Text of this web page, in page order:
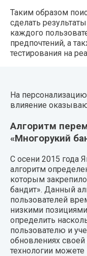
Таким образом
сделать
каждого
предпочтений, а
тестирования на
На
влияение
Алгоритм
«Многорукий
С осени 2015 года
алгоритм
которым
бандит». Данный
пользователей
низкими
определить
пользователю и
обновлениях
технологии можете